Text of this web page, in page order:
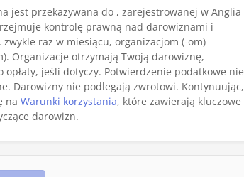
jest przekazywana do , zarejestrowanej w Anglia
kontrolę prawną nad darowiznami i
zwykle raz w miesiącu, organizacjom (-om)
Organizacje otrzymają Twoją darowiznę,
opłaty, jeśli dotyczy. Potwierdzenie podatkowe nie
Darowizny nie podlegają zwrotowi. Kontynuując,
na Warunki korzystania, które zawierają kluczowe
darowizn.